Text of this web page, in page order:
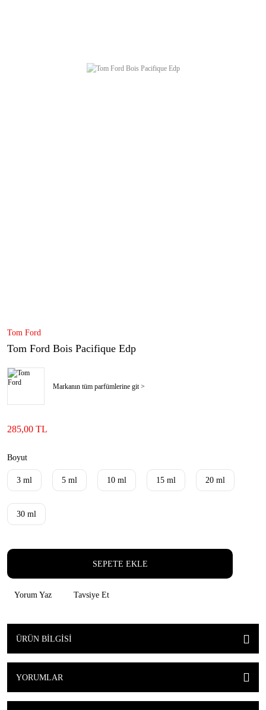
Tom Ford
Tom Ford Bois Pacifique Edp
Markanın tüm parfümlerine git >
285,00 TL
Boyut
3 ml 5 ml 10 ml 15 ml 20 ml
30 ml
SEPETE EKLE
Yorum Yaz Tavsiye Et
ÜRÜN BILGISI
YORUMLAR